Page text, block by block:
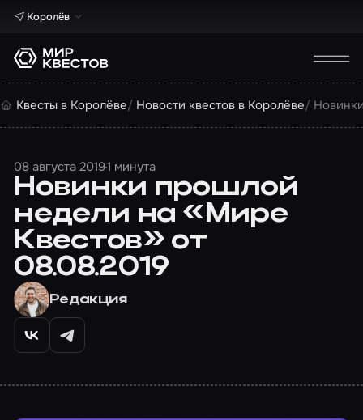
Королёв
Квесты в Королёве Новости квестов в Королёве
08 августа 20191 минута
Новинки прошлой
недели на «Мире
Квестов» от
08.08.2019
Редакция